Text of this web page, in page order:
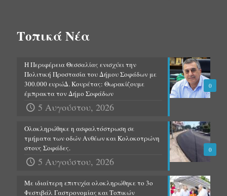
Τοπικά Νέα
0
Η Περιφέρεια Θεσσαλίας ενισχύει την
Πολιτική Προστασία του Δήμου Σοφάδων με
300.000 ευρώΔ. Κουρέτας: Θωρακίζουμε
έμπρακτα τον Δήμο Σοφάδων
5 Αυγούστου, 2026
0
Ολοκληρώθηκε η ασφαλτόστρωση σε
τμήματα των οδών Ανθέων και Κολοκοτρώνη
στους Σοφάδες.
5 Αυγούστου, 2026
Με ιδιαίτερη επιτυχία ολοκληρώθηκε το 3ο
Φεστιβάλ Γαστρονομίας και Τοπικών